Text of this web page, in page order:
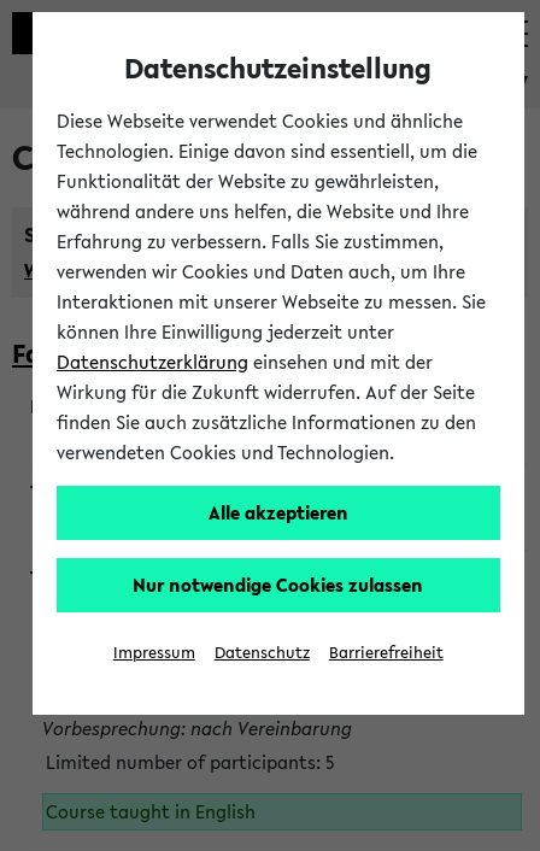
eKVV
Courses taught in English
Semester:
WiSe 2026/2027 SoSe 2026 Previous...
Faculty of Biology
200923
Wendisch, Peters-Wendisch, Stegelmann
Projektmodul "Bakterielle Biotechnologie"
Persönliche Anmeldung beim Veranstalter ist unbedingt
Vorbesprechung: nach Vereinbarung
Limited number of participants: 5
Course taught in English
Datenschutzeinstellung
Diese Webseite verwendet Cookies und ähnliche
Technologien. Einige davon sind essentiell, um die
Funktionalität der Website zu gewährleisten,
während andere uns helfen, die Website und Ihre
Erfahrung zu verbessern. Falls Sie zustimmen,
verwenden wir Cookies und Daten auch, um Ihre
Interaktionen mit unserer Webseite zu messen. Sie
können Ihre Einwilligung jederzeit unter
Datenschutzerklärung einsehen und mit der
Wirkung für die Zukunft widerrufen. Auf der Seite
finden Sie auch zusätzliche Informationen zu den
verwendeten Cookies und Technologien.
Alle akzeptieren
Nur notwendige Cookies zulassen
Impressum Datenschutz Barrierefreiheit